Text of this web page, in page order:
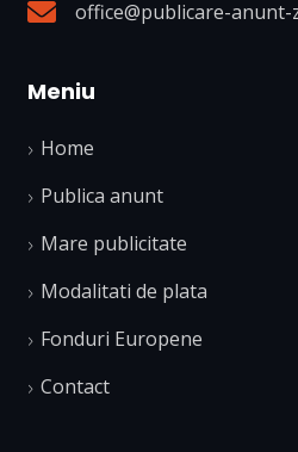
office@publicare-anunt-
Meniu
Home
Publica anunt
Mare publicitate
Modalitati de plata
Fonduri Europene
Contact